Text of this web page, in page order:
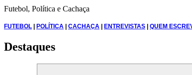
Futebol, Política e Cachaça
FUTEBOL | POLÍTICA | CACHAÇA | ENTREVISTAS | QUEM
Destaques